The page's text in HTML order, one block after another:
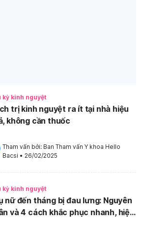
kỳ kinh nguyệt
trị kinh nguyệt ra ít tại nhà hiệu
không cần thuốc
Tham vấn bởi: Ban Tham vấn Y khoa Hello
Bacsi • 26/02/2025
kỳ kinh nguyệt
nữ đến tháng bị đau lưng: Nguyên
và 4 cách khắc phục nhanh, hiệu